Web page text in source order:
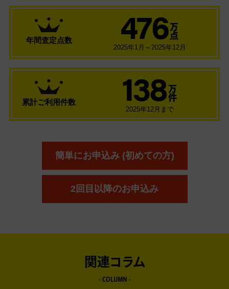
年間査定点数 476 万
点
2025年1月～2025年12月
累計ご利用件数 138 万
件
2025年12月まで
簡単にお申込み (初めての方)
2回目以降のお申込み
関連コラム
- COLUMN -